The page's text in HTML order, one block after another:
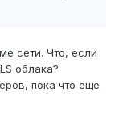
сети. Что, если
облака?
пока что еще